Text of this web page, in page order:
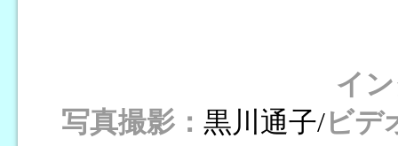
イ
写真撮影：黒川通子/ ビデ